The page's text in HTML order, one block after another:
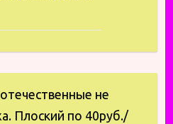
не
Плоский по 40руб./